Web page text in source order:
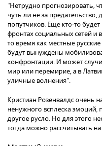
"Нетрудно прогнозировать,
чуть ли не за предательство,
попутчиков. Еще кто-то
фронтах социальных сетей и
то время как местные
будут вынуждены
конфронтации. И может
мир или перемирие, а в
уличные волнения".
Кристиан Розенвалдс очень
ненужного всплеска эмоций,
другое русло. Но для этого
тогда можно рассчитывать